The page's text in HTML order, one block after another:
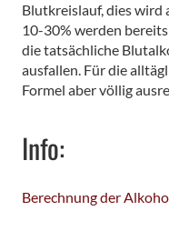
Blutkreislauf, dies wird
10-30% werden
die tatsächliche
ausfallen. Für die
Formel aber völlig
Info:
Berechnung der